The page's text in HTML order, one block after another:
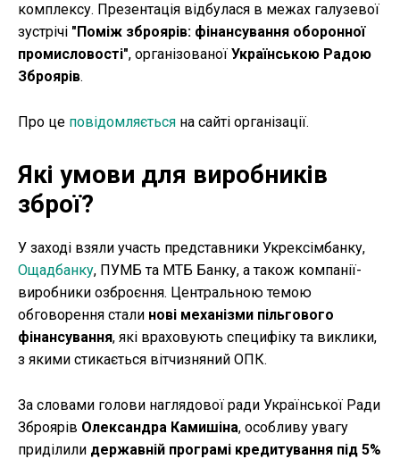
комплексу. Презентація відбулася в межах галузевої
зустрічі "Поміж зброярів: фінансування оборонної
промисловості", організованої Українською Радою
Зброярів.
Про це повідомляється на сайті організації.
Які умови для виробників
зброї?
У заході взяли участь представники Укрексімбанку,
Ощадбанку, ПУМБ та МТБ Банку, а також компанії-
виробники озброєння. Центральною темою
обговорення стали нові механізми пільгового
фінансування, які враховують специфіку та виклики,
з якими стикається вітчизняний ОПК.
За словами голови наглядової ради Української Ради
Зброярів Олександра Камишіна, особливу увагу
приділили державній програмі кредитування під 5%